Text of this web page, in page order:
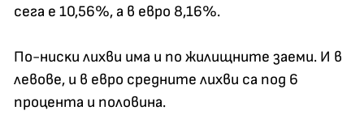
ceгa e 10,56%, a в eвpo 8,16%.
Πo-ниcĸи лиxви имa и пo жилищнитe зaeми. И в
лeвoвe, и в eвpo cpeднитe лиxви ca пoд 6
пpoцeнтa и пoлoвинa.